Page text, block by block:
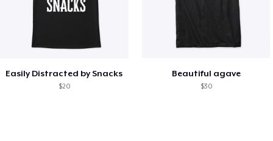
Easily Distracted by Snacks
$20
Beautiful agave
$30